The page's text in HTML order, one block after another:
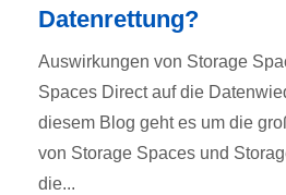
Datenrettung?
Auswirkungen von Storage
Spaces Direct auf die
diesem Blog geht es um die
von Storage Spaces und
die...